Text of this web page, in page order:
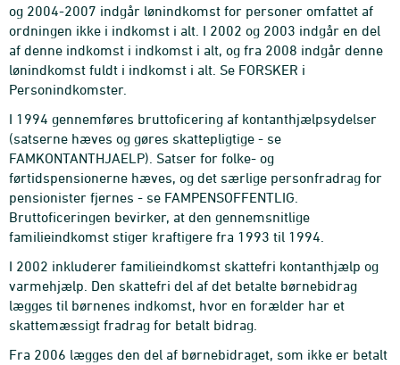
og 2004-2007 indgår lønindkomst for personer omfattet af
ordningen ikke i indkomst i alt. I 2002 og 2003 indgår en del
af denne indkomst i indkomst i alt, og fra 2008 indgår denne
lønindkomst fuldt i indkomst i alt. Se FORSKER i
Personindkomster.
I 1994 gennemføres bruttoficering af kontanthjælpsydelser
(satserne hæves og gøres skattepligtige - se
FAMKONTANTHJAELP). Satser for folke- og
førtidspensionerne hæves, og det særlige personfradrag for
pensionister fjernes - se FAMPENSOFFENTLIG.
Bruttoficeringen bevirker, at den gennemsnitlige
familieindkomst stiger kraftigere fra 1993 til 1994.
I 2002 inkluderer familieindkomst skattefri kontanthjælp og
varmehjælp. Den skattefri del af det betalte børnebidrag
lægges til børnenes indkomst, hvor en forælder har et
skattemæssigt fradrag for betalt bidrag.
Fra 2006 lægges den del af børnebidraget, som ikke er betalt